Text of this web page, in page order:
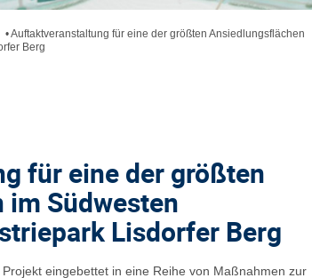
•Auftaktveranstaltung für eine der größten Ansiedlungsflächen
Berg
für eine der größten
Südwesten
Lisdorfer Berg
eingebettet in eine Reihe von Maßnahmen zur